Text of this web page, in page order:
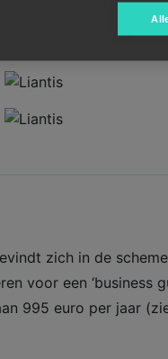
Men
komen.
zich in de
voor een ‘business
995 euro per jaar